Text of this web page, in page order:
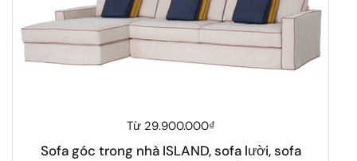
Giá thông thường
Từ 29.900.000₫
Sofa góc trong nhà ISLAND, sofa lười, sofa